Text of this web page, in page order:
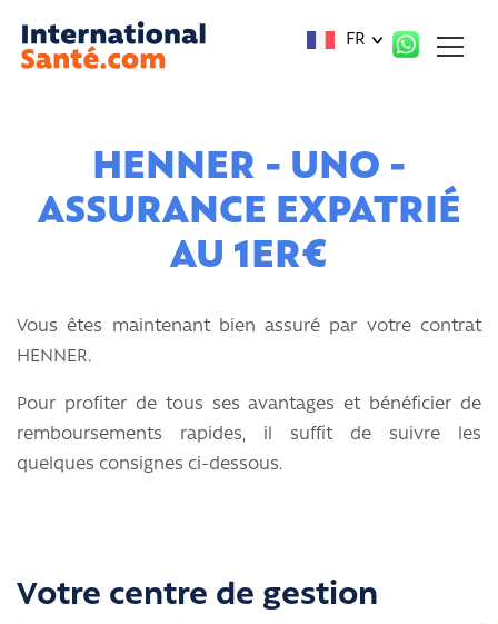
FR
HENNER - UNO -
ASSURANCE EXPATRIÉ
AU 1ER€
Vous êtes maintenant bien assuré par votre contrat
HENNER.
Pour profiter de tous ses avantages et bénéficier de
remboursements rapides, il suffit de suivre les
quelques consignes ci-dessous.
Votre centre de gestion